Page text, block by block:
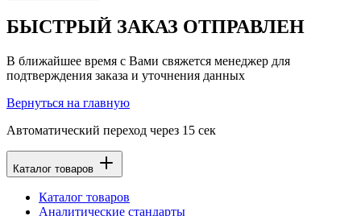
БЫСТРЫЙ ЗАКАЗ ОТПРАВЛЕН
В ближайшее время с Вами свяжется менеджер для
подтверждения заказа и уточнения данных
Вернуться на главную
Автоматический переход через 15 сек
Каталог товаров
Каталог товаров
Аналитические стандарты